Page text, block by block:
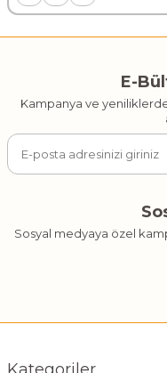
E-
Kampanya ve
Sosyal medyaya özel